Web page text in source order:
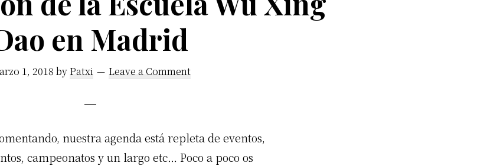
en Madrid
1, 2018 by Patxi Leave a Comment
nuestra agenda está repleta de eventos,
campeonatos y un largo etc… Poco a poco os